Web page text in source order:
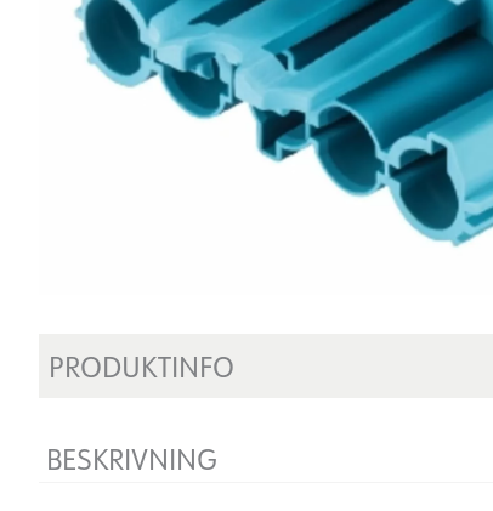
PRODUKTINFO
BESKRIVNING